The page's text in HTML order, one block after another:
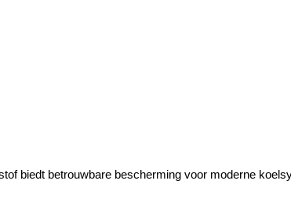
biedt betrouwbare bescherming voor moderne